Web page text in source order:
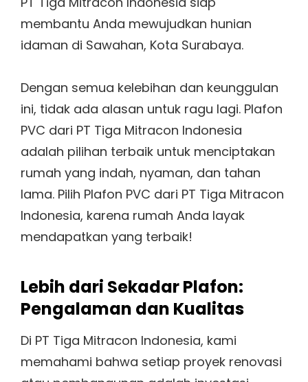
membantu Anda mewujudkan hunian
idaman di Sawahan, Kota Surabaya.
Dengan semua kelebihan dan keunggulan
ini, tidak ada alasan untuk ragu lagi. Plafon
PVC dari PT Tiga Mitracon Indonesia
adalah pilihan terbaik untuk menciptakan
rumah yang indah, nyaman, dan tahan
lama. Pilih Plafon PVC dari PT Tiga Mitracon
Indonesia, karena rumah Anda layak
mendapatkan yang terbaik!
Lebih dari Sekadar Plafon:
Pengalaman dan Kualitas
Di PT Tiga Mitracon Indonesia, kami
memahami bahwa setiap proyek renovasi